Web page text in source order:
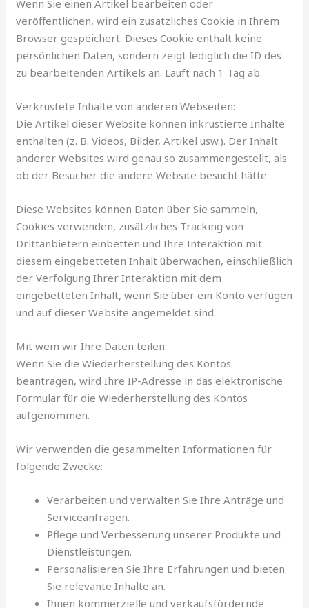
Wenn Sie einen Artikel bearbeiten oder
veröffentlichen, wird ein zusätzliches Cookie in Ihrem
Browser gespeichert. Dieses Cookie enthält keine
persönlichen Daten, sondern zeigt lediglich die ID des
zu bearbeitenden Artikels an. Läuft nach 1 Tag ab.
Verkrustete Inhalte von anderen Webseiten:
Die Artikel dieser Website können inkrustierte Inhalte
enthalten (z. B. Videos, Bilder, Artikel usw.). Der Inhalt
anderer Websites wird genau so zusammengestellt, als
ob der Besucher die andere Website besucht hätte.
Diese Websites können Daten über Sie sammeln,
Cookies verwenden, zusätzliches Tracking von
Drittanbietern einbetten und Ihre Interaktion mit
diesem eingebetteten Inhalt überwachen, einschließlich
der Verfolgung Ihrer Interaktion mit dem
eingebetteten Inhalt, wenn Sie über ein Konto verfügen
und auf dieser Website angemeldet sind.
Mit wem wir Ihre Daten teilen:
Wenn Sie die Wiederherstellung des Kontos
beantragen, wird Ihre IP-Adresse in das elektronische
Formular für die Wiederherstellung des Kontos
aufgenommen.
Wir verwenden die gesammelten Informationen für
folgende Zwecke:
Verarbeiten und verwalten Sie Ihre Anträge und
Serviceanfragen.
Pflege und Verbesserung unserer Produkte und
Dienstleistungen.
Personalisieren Sie Ihre Erfahrungen und bieten
Sie relevante Inhalte an.
Ihnen kommerzielle und verkaufsfördernde